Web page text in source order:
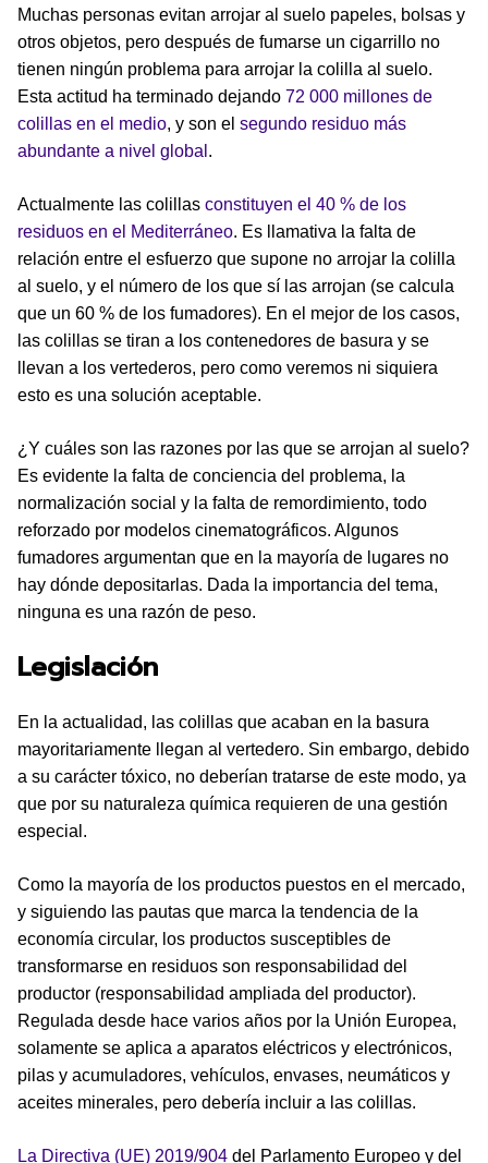
Muchas personas evitan arrojar al suelo papeles, bolsas y
otros objetos, pero después de fumarse un cigarrillo no
tienen ningún problema para arrojar la colilla al suelo.
Esta actitud ha terminado dejando 72 000 millones de
colillas en el medio, y son el segundo residuo más
abundante a nivel global .
Actualmente las colillas constituyen el 40 % de los
residuos en el Mediterráneo. Es llamativa la falta de
relación entre el esfuerzo que supone no arrojar la colilla
al suelo, y el número de los que sí las arrojan (se calcula
que un 60 % de los fumadores). En el mejor de los casos,
las colillas se tiran a los contenedores de basura y se
llevan a los vertederos, pero como veremos ni siquiera
esto es una solución aceptable.
¿Y cuáles son las razones por las que se arrojan al suelo?
Es evidente la falta de conciencia del problema, la
normalización social y la falta de remordimiento, todo
reforzado por modelos cinematográficos. Algunos
fumadores argumentan que en la mayoría de lugares no
hay dónde depositarlas. Dada la importancia del tema,
ninguna es una razón de peso.
Legislación
En la actualidad, las colillas que acaban en la basura
mayoritariamente llegan al vertedero. Sin embargo, debido
a su carácter tóxico, no deberían tratarse de este modo, ya
que por su naturaleza química requieren de una gestión
especial.
Como la mayoría de los productos puestos en el mercado,
y siguiendo las pautas que marca la tendencia de la
economía circular, los productos susceptibles de
transformarse en residuos son responsabilidad del
productor (responsabilidad ampliada del productor).
Regulada desde hace varios años por la Unión Europea,
solamente se aplica a aparatos eléctricos y electrónicos,
pilas y acumuladores, vehículos, envases, neumáticos y
aceites minerales, pero debería incluir a las colillas.
La Directiva (UE) 2019/904 del Parlamento Europeo y del